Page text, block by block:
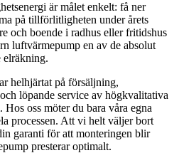
är målet enkelt: få ner
på tillförlitligheten under årets
och boende i radhus eller fritidshus
luftvärmepump en av de absolut
elräkning.
helhjärtat på försäljning,
löpande service av högkvalitativa
oss möter du bara våra egna
processen. Att vi helt väljer bort
garanti för att monteringen blir
presterar optimalt.